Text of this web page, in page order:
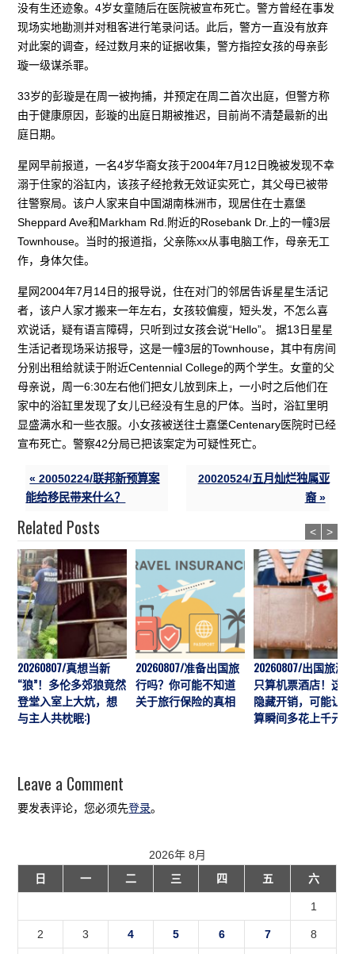
没有生还迹象。4岁女童随后在医院被宣布死亡。警方曾经在事发
现场实地勘测并对租客进行笔录问话。此后，警方一直没有放弃
对此案的调查，经过数月来的证据收集，警方指控女孩的母亲彭
璇一级谋杀罪。
33岁的彭璇是在周一被拘捕，并预定在周二首次出庭，但警方称
由于健康原因，彭璇的出庭日期被推迟，目前尚不清楚最新的出
庭日期。
星网早前报道，一名4岁华裔女孩于2004年7月12日晚被发现不幸
溺于住家的浴缸内，该孩子经抢救无效证实死亡，其父母已被带
往警察局。该户人家来自中国湖南株洲市，现居住在士嘉堡
Sheppard Ave和Markham Rd.附近的Rosebank Dr.上的一幢3层
Townhouse。当时的报道指，父亲陈xx从事电脑工作，母亲无工
作，身体欠佳。
星网2004年7月14日的报导说，住在对门的邻居告诉星星生活记
者，该户人家才搬来一年左右，女孩较偏瘦，短头发，不怎么喜
欢说话，疑有语言障碍，只听到过女孩会说“Hello”。 据13日星星
生活记者现场采访报导，这是一幢3层的Townhouse，其中有房间
分别出租给就读于附近Centennial College的两个学生。女童的父
母亲说，周一6:30左右他们把女儿放到床上，一小时之后他们在
家中的浴缸里发现了女儿已经没有生息的尸体。当时，浴缸里明
显盛满水和一些衣服。小女孩被送往士嘉堡Centenary医院时已经
宣布死亡。警察42分局已把该案定为可疑性死亡。
« 20050224/联邦新预算案
能给移民带来什么？
20020524/五月灿烂独属亚
裔 »
Related Posts
20260807/真想当新
“狼”！多伦多郊狼竟然
登堂入室上大炕，想
与主人共枕眠:)
20260807/准备出国旅
行吗？你可能不知道
关于旅行保险的真相
20260807/出国旅游
只算机票酒店！这7
隐藏开销，可能让预
算瞬间多花上千元
< >
Leave a Comment
要发表评论，您必须先登录。
2026年 8月
日
一 二 三 四 五 六
1
2 3 4 5 6 7 8